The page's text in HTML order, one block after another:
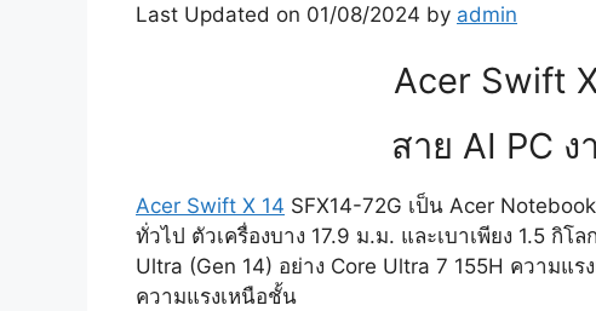
Last Updated on 01/08/2024 by admin
Acer Swift
สาย AI PC
Acer Swift X 14 SFX14-72G เป็น Acer
ทั่วไป ตัวเครื่องบาง 17.9 ม.ม. และเบาเพียง 1.5 กิ
Ultra (Gen 14) อย่าง Core Ultra 7 155H ความแ
ความแรงเหนือชั้น